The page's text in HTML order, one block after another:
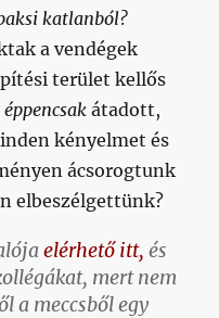
katlanból?
a vendégek
terület kellős
éppencsak átadott,
kényelmet és
ácsorogtunk
elbeszélgettünk?
elérhető itt, és
mert nem
a meccsből egy